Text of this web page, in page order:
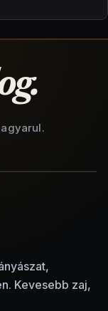
Kevesebb zaj,